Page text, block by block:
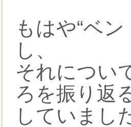
もはや“ベ
し、
それについ
ろを振り返
していまし